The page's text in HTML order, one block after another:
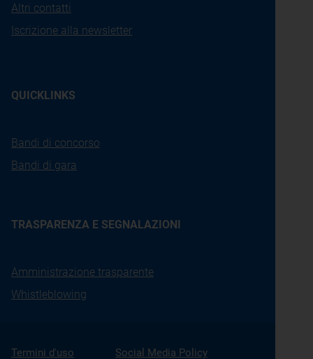
Altri contatti
Iscrizione alla newsletter
QUICKLINKS
Bandi di concorso
Bandi di gara
TRASPARENZA E SEGNALAZIONI
Amministrazione trasparente
Whistleblowing
Termini d'uso Social Media Policy